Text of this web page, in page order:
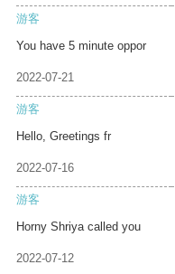
游客
You have 5 minute oppor
2022-07-21
游客
Hello, Greetings fr
2022-07-16
游客
Horny Shriya called you
2022-07-12